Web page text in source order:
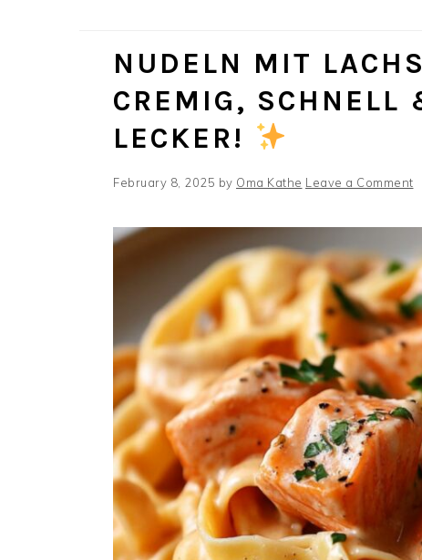
NUDELN MIT
REMIG, SCHNELL
ECKER!
February 8, 2025 by Oma Kathe Leave a Comment